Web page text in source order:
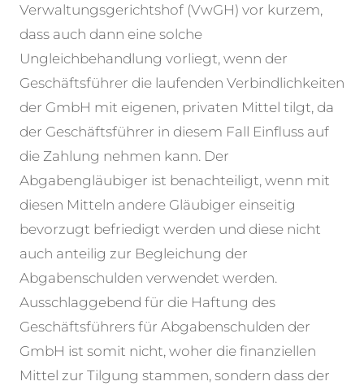
Verwaltungsgerichtshof (VwGH) vor kurzem,
dass auch dann eine solche
Ungleichbehandlung vorliegt, wenn der
Geschäftsführer die laufenden Verbindlichkeiten
der GmbH mit eigenen, privaten Mittel tilgt, da
der Geschäftsführer in diesem Fall Einfluss auf
die Zahlung nehmen kann. Der
Abgabengläubiger ist benachteiligt, wenn mit
diesen Mitteln andere Gläubiger einseitig
bevorzugt befriedigt werden und diese nicht
auch anteilig zur Begleichung der
Abgabenschulden verwendet werden.
Ausschlaggebend für die Haftung des
Geschäftsführers für Abgabenschulden der
GmbH ist somit nicht, woher die finanziellen
Mittel zur Tilgung stammen, sondern dass der